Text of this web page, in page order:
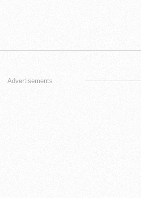
Advertisements